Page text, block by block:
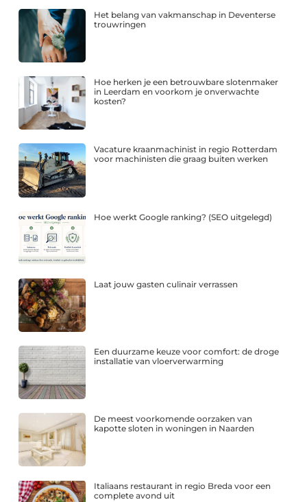
Het belang van vakmanschap in Deventerse
trouwringen
Hoe herken je een betrouwbare slotenmaker
in Leerdam en voorkom je onverwachte
kosten?
Vacature kraanmachinist in regio Rotterdam
voor machinisten die graag buiten werken
Hoe werkt Google ranking? (SEO uitgelegd)
Laat jouw gasten culinair verrassen
Een duurzame keuze voor comfort: de droge
installatie van vloerverwarming
De meest voorkomende oorzaken van
kapotte sloten in woningen in Naarden
Italiaans restaurant in regio Breda voor een
complete avond uit